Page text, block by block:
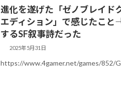
進化を遂げた「ゼノブレイド
エディション」で感じたこと
するSF叙事詩だった
2025年5月31日
https://www.4gamer.net/games/852/